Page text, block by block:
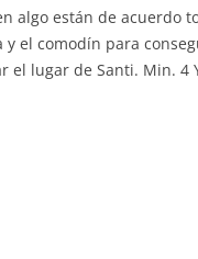
algo están de acuerdo
y el comodín para
el lugar de Santi. Min. 4